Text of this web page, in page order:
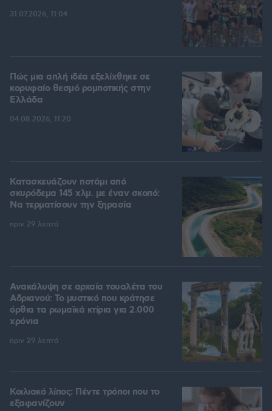
31.07.2026, 11:04
Πώς μια απλή ιδέα εξελίχθηκε σε
κορυφαίο θεσμό ρομποτικής στην
Ελλάδα
04.08.2026, 11:20
Κατασκευάζουν ποτάμι από
σκυρόδεμα 145 χλμ. με έναν σκοπό:
Να τερματίσουν την ξηρασία
πριν 29 λεπτά
Ανακάλυψη σε αρχαία τουαλέτα του
Αδριανού: Το μυστικό που κράτησε
όρθια τα ρωμαϊκά κτίρια για 2.000
χρόνια
πριν 29 λεπτά
Κοιλιακό λίπος: Πέντε τρόποι που το
εξαφανίζουν